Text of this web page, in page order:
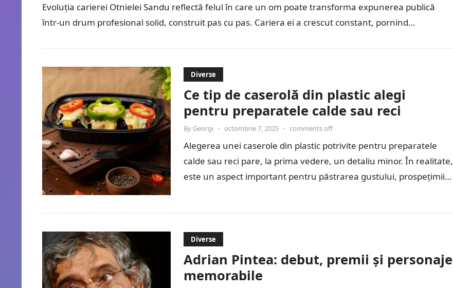
Evoluția carierei Otnielei Sandu reflectă felul în care un om poate transforma expunerea publică
într-un drum profesional solid, construit pas cu pas. Cariera ei a crescut constant, pornind…
Diverse
Ce tip de caserolă din plastic alegi
pentru preparatele calde sau reci
By Georgi • octombrie 7, 2025 • comments off
Alegerea unei caserole din plastic potrivite pentru preparatele
calde sau reci pare, la prima vedere, un detaliu minor. În realitate,
este un aspect important pentru păstrarea gustului, prospețimii…
Diverse
Adrian Pintea: debut, premii și personaje
memorabile